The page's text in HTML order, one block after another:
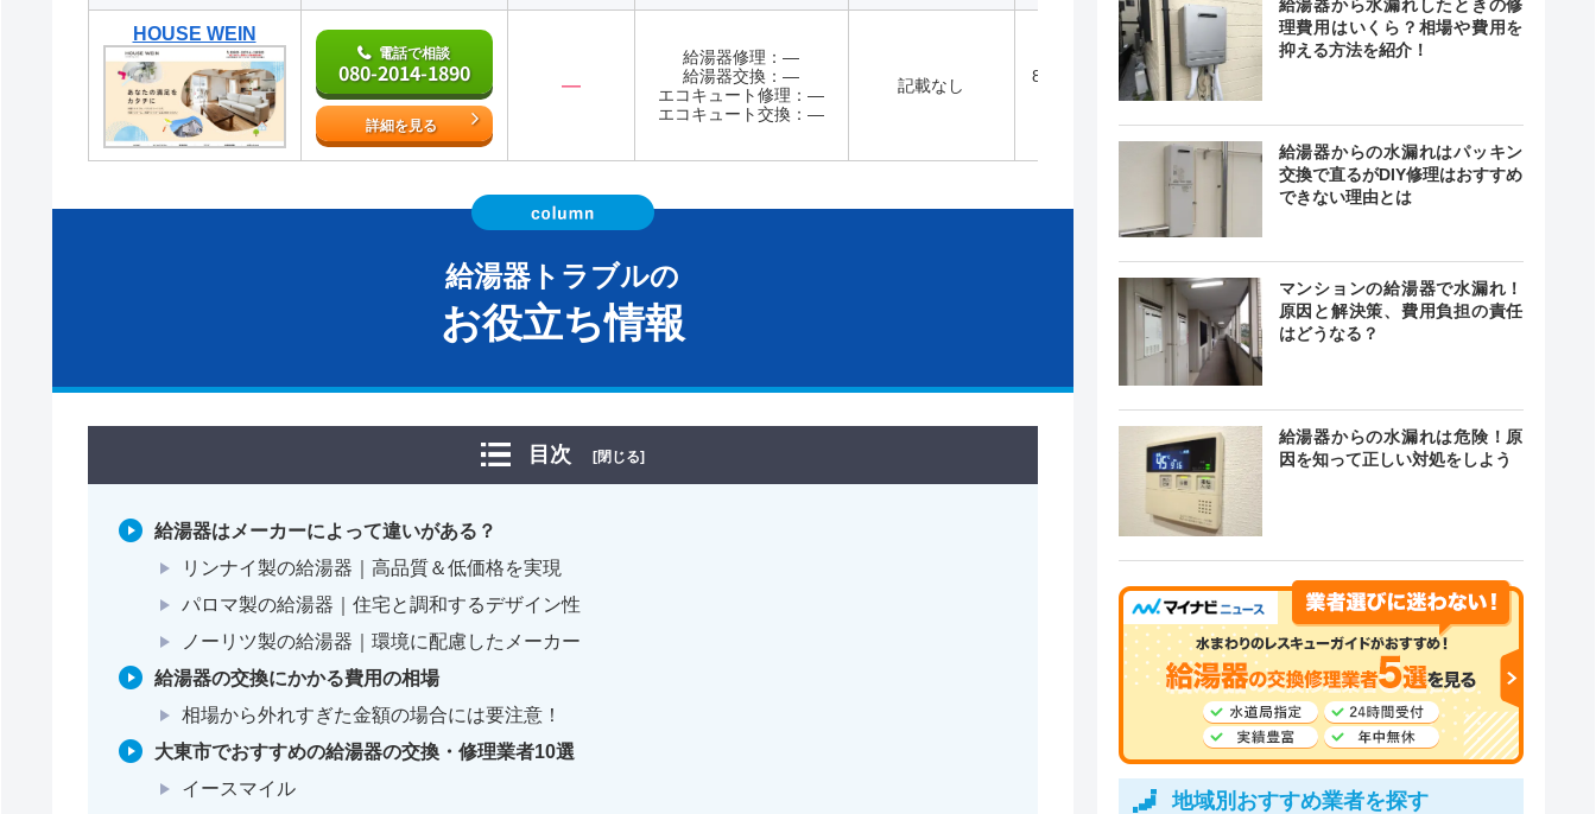
HOUSE WEIN
電話で相談
080-2014-1890
詳細を見る
―
給湯器修理：―
給湯器交換：―
エコキュート修理：―
エコキュート交換：―
記載なし
8:00～19:00
記載なし
給湯器トラブルの
お役立ち情報
目次 [閉じる]
給湯器はメーカーによって違いがある？
リンナイ製の給湯器｜高品質＆低価格を実現
パロマ製の給湯器｜住宅と調和するデザイン性
ノーリツ製の給湯器｜環境に配慮したメーカー
給湯器の交換にかかる費用の相場
相場から外れすぎた金額の場合には要注意！
大東市でおすすめの給湯器の交換・修理業者10選
イースマイル
給湯器から水漏れしたときの修
理費用はいくら？相場や費用を
抑える方法を紹介！
給湯器からの水漏れはパッキン
交換で直るがDIY修理はおすすめ
できない理由とは
マンションの給湯器で水漏れ！
原因と解決策、費用負担の責任
はどうなる？
給湯器からの水漏れは危険！原
因を知って正しい対処をしよう
地域別おすすめ業者を探す